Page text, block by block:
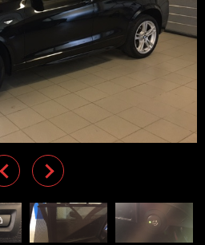
Previous
Next